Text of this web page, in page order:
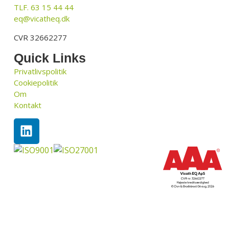
TLF. 63 15 44 44
eq@vicatheq.dk
CVR 32662277
Quick Links
Privatlivspolitik
Cookiepolitik
Om
Kontakt